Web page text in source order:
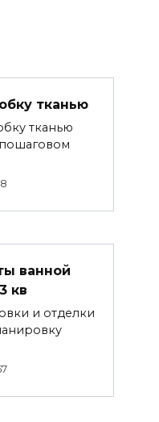
тканью
тканью
ванной
кв
и отделки